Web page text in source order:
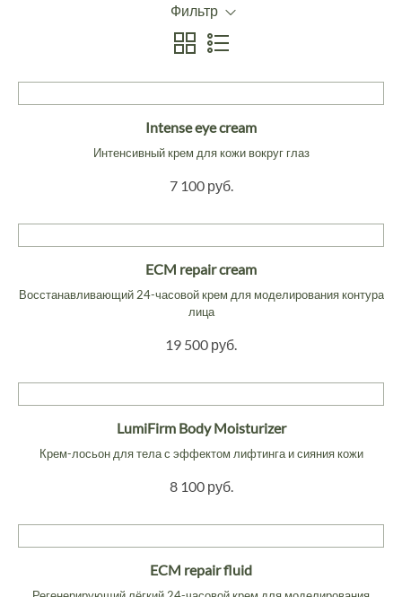
Фильтр
Intense eye cream
Интенсивный крем для кожи вокруг глаз
7 100 руб.
ECM repair cream
Восстанавливающий 24-часовой крем для моделирования контура
лица
19 500 руб.
LumiFirm Body Moisturizer
Крем-лосьон для тела с эффектом лифтинга и сияния кожи
8 100 руб.
ECM repair fluid